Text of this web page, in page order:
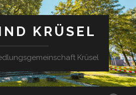
KRÜSEL
Krüsel